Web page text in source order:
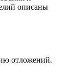
описаны
отложений.